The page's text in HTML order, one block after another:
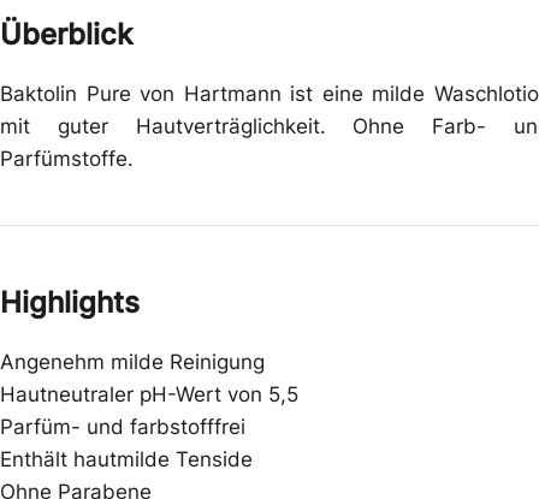
Überblick
Baktolin Pure von Hartmann ist eine milde
mit guter Hautverträglichkeit. Ohne Farb-
Parfümstoffe.
Highlights
Angenehm milde Reinigung
Hautneutraler pH-Wert von 5,5
Parfüm- und farbstofffrei
Enthält hautmilde Tenside
Ohne Parabene